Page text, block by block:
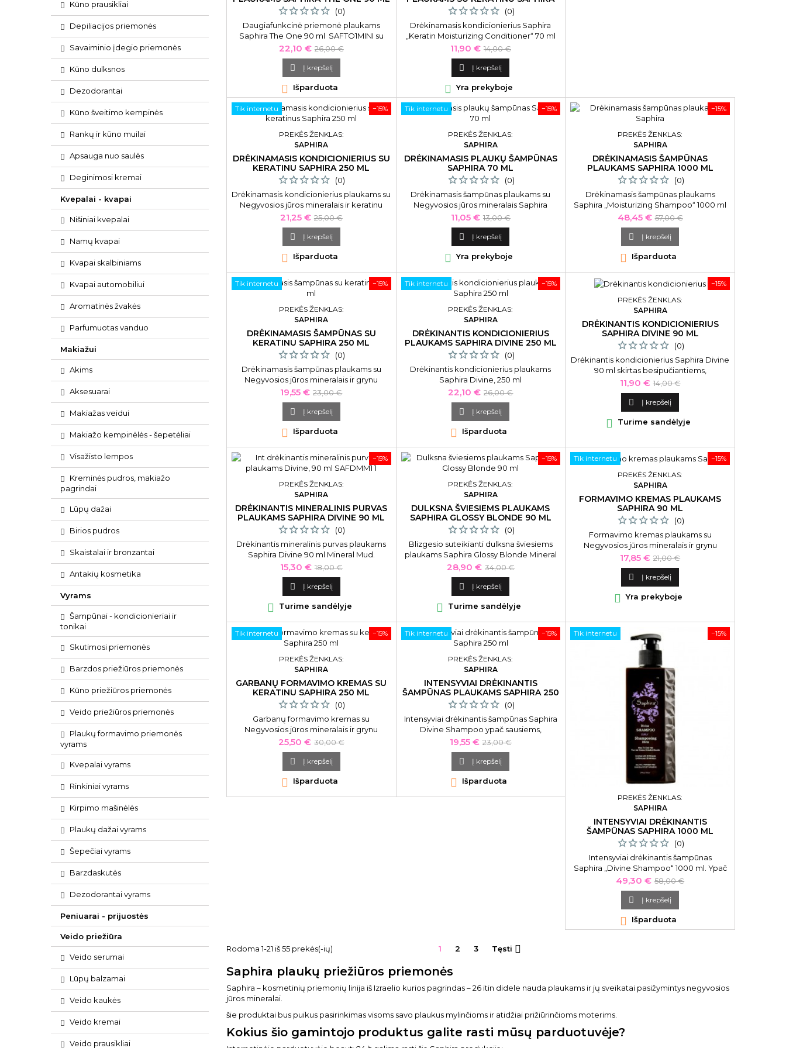
Kūno prausikliai
Depiliacijos priemonės
Savaiminio įdegio priemonės
Kūno dulksnos
Dezodorantai
Kūno šveitimo kempinės
Rankų ir kūno muilai
Apsauga nuo saulės
Deginimosi kremai
Kvepalai - kvapai
Nišiniai kvepalai
Namų kvapai
Kvapai skalbiniams
Kvapai automobiliui
Aromatinės žvakės
Parfumuotas vanduo
Makiažui
Akims
Aksesuarai
Makiažas veidui
Makiažo kempinėlės - šepetėliai
Visažisto lempos
Kreminės pudros, makiažo
pagrindai
Lūpų dažai
Birios pudros
Skaistalai ir bronzantai
Antakių kosmetika
Vyrams
Šampūnai - kondicionieriai ir
tonikai
Skutimosi priemonės
Barzdos priežiūros priemonės
Kūno priežiūros priemonės
Veido priežiūros priemonės
Plaukų formavimo priemonės
vyrams
Kvepalai vyrams
Rinkiniai vyrams
Kirpimo mašinėlės
Plaukų dažai vyrams
Šepečiai vyrams
Barzdaskutės
Dezodorantai vyrams
Peniuarai - prijuostės
Veido priežiūra
Veido serumai
Lūpų balzamai
Veido kaukės
Veido kremai
Veido prausikliai
(0)
Daugiafunkcinė priemonė plaukams
Saphira The One 90 ml SAFTO1MINI su
Negyvosios jūros mineralais.
Kaina
22,10 € Bazinė
kaina
26,00 €
 Į krepšelį
 Išparduota
70 ML
(0)
Drėkinamasis kondicionierius Saphira
„Keratin Moisturizing Conditioner“ 70 ml
Kaina
11,90 € Bazinė
kaina
14,00 €
 Į krepšelį
 Yra prekyboje
−15%
Tik internetu
PREKĖS ŽENKLAS:
SAPHIRA
DRĖKINAMASIS KONDICIONIERIUS SU
KERATINU SAPHIRA 250 ML
(0)
Drėkinamasis kondicionierius plaukams su
Negyvosios jūros mineralais ir keratinu
Saphira „Keratin Moisturizing
Conditioner“, 250 ml
Kaina
21,25 € Bazinė
kaina
25,00 €
 Į krepšelį
 Išparduota
−15%
Tik internetu
PREKĖS ŽENKLAS:
SAPHIRA
DRĖKINAMASIS PLAUKŲ ŠAMPŪNAS
SAPHIRA 70 ML
(0)
Drėkinamasis šampūnas plaukams su
Negyvosios jūros mineralais Saphira
„Mineral Moisturizing Shampoo“, 70 ml
Kaina
11,05 € Bazinė
kaina
13,00 €
 Į krepšelį
 Yra prekyboje
−15%
PREKĖS ŽENKLAS:
SAPHIRA
DRĖKINAMASIS ŠAMPŪNAS
PLAUKAMS SAPHIRA 1000 ML
(0)
Drėkinamasis šampūnas plaukams
Saphira „Moisturizing Shampoo“ 1000 ml
Drėkinamasis šampūnas plaukams su
Negyvosios jūros mineralais Saphira
„Moisturizing Shampoo“ efektyviai valo
plaukus, atstato jų struktūrą, suteikia
plaukams žvilgesio ir gyvybingumo.
Kaina
48,45 € Bazinė
kaina
57,00 €
 Į krepšelį
 Išparduota
−15%
Tik internetu
PREKĖS ŽENKLAS:
SAPHIRA
DRĖKINAMASIS ŠAMPŪNAS SU
KERATINU SAPHIRA 250 ML
(0)
Drėkinamasis šampūnas plaukams su
Negyvosios jūros mineralais ir grynu
keratino estraktu Saphira „Keratin
Moisturizing Shampoo“, 250 ml
Kaina
19,55 € Bazinė
kaina
23,00 €
 Į krepšelį
 Išparduota
−15%
Tik internetu
PREKĖS ŽENKLAS:
SAPHIRA
DRĖKINANTIS KONDICIONIERIUS
PLAUKAMS SAPHIRA DIVINE 250 ML
(0)
Drėkinantis kondicionierius plaukams
Saphira Divine, 250 ml
Kaina
22,10 € Bazinė
kaina
26,00 €
 Į krepšelį
 Išparduota
−15%
PREKĖS ŽENKLAS:
SAPHIRA
DRĖKINANTIS KONDICIONIERIUS
SAPHIRA DIVINE 90 ML
(0)
Drėkinantis kondicionierius Saphira Divine
90 ml skirtas besipučiantiems,
besigarbanojantiems plaukams.
Kaina
11,90 € Bazinė
kaina
14,00 €
 Į krepšelį
 Turime sandėlyje
−15%
PREKĖS ŽENKLAS:
SAPHIRA
DRĖKINANTIS MINERALINIS PURVAS
PLAUKAMS SAPHIRA DIVINE 90 ML
(0)
Drėkinantis mineralinis purvas plaukams
Saphira Divine 90 ml Mineral Mud.
Intensyviai drėkinantis, besipučiantiems
plaukams.
Kaina
15,30 € Bazinė
kaina
18,00 €
 Į krepšelį
 Turime sandėlyje
−15%
PREKĖS ŽENKLAS:
SAPHIRA
DULKSNA ŠVIESIEMS PLAUKAMS
SAPHIRA GLOSSY BLONDE 90 ML
(0)
Blizgesio suteikianti dulksna šviesiems
plaukams Saphira Glossy Blonde Mineral
Dust SAFGBMD2, su Negyvosios jūros
mineralais, 90 ml
Kaina
28,90 € Bazinė
kaina
34,00 €
 Į krepšelį
 Turime sandėlyje
−15%
Tik internetu
PREKĖS ŽENKLAS:
SAPHIRA
FORMAVIMO KREMAS PLAUKAMS
SAPHIRA 90 ML
(0)
Formavimo kremas plaukams su
Negyvosios jūros mineralais ir grynu
keratino estraktu Saphira „Mineral Clay“,
90ml
Kaina
17,85 € Bazinė
kaina
21,00 €
 Į krepšelį
 Yra prekyboje
−15%
Tik internetu
PREKĖS ŽENKLAS:
SAPHIRA
GARBANŲ FORMAVIMO KREMAS SU
KERATINU SAPHIRA 250 ML
(0)
Garbanų formavimo kremas su
Negyvosios jūros mineralais ir grynu
keratino estraktu Saphira „Moisturizing
Curl Cream“, 250 ml
Kaina
25,50 € Bazinė
kaina
30,00 €
 Į krepšelį
 Išparduota
−15%
Tik internetu
PREKĖS ŽENKLAS:
SAPHIRA
INTENSYVIAI DRĖKINANTIS
ŠAMPŪNAS PLAUKAMS SAPHIRA 250
ML
(0)
Intensyviai drėkinantis šampūnas Saphira
Divine Shampoo ypač sausiems,
besipučiantiems, besigarbanojantiems
plaukams 250 ml
Kaina
19,55 € Bazinė
kaina
23,00 €
 Į krepšelį
 Išparduota
−15%
Tik internetu
PREKĖS ŽENKLAS:
SAPHIRA
INTENSYVIAI DRĖKINANTIS
ŠAMPŪNAS SAPHIRA 1000 ML
(0)
Intensyviai drėkinantis šampūnas
Saphira „Divine Shampoo“ 1000 ml. Ypač
sausiems, besipučiantiems,
besigarbanojantiems plaukams. Saphira
„Divine Shampoo“ praturtintas 26
Negyvosios jūros mineralais, kurie
atgaivina galvos odą, suteikia plaukams
stiprumo ir žvilgesio. Jie tampa minkšti ir
Kaina
49,30 € Bazinė
kaina
58,00 €
 Į krepšelį
 Išparduota
Rodoma 1-21 iš 55 prekės(-ių) 1 2 3 Tęsti 
Saphira plaukų priežiūros priemonės
Saphira – kosmetinių priemonių linija iš Izraelio kurios pagrindas – 26 itin didele nauda plaukams ir jų sveikatai pasižymintys negyvosios
jūros mineralai.
šie produktai bus puikus pasirinkimas visoms savo plaukus mylinčioms ir atidžiai prižiūrinčioms moterims.
Kokius šio gamintojo produktus galite rasti mūsų parduotuvėje?